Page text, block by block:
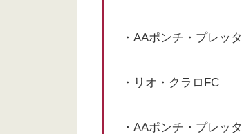
・AAポンチ・プレッタ
・リオ・クラロFC
・AAポンチ・プレッタ